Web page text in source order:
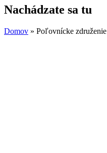
Nachádzate sa tu
Domov » Poľovnícke združenie